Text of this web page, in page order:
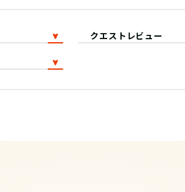
クエストレビュー